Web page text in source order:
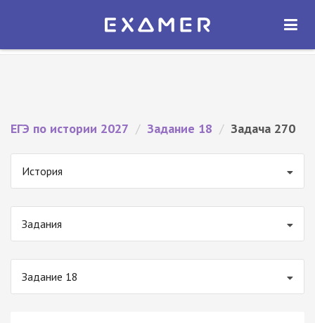
Экзамер — ЕГЭ 2027
ОТКРЫТЬ
ЕГЭ по истории 2027 / Задание 18 / Задача 270
История
Задания
Задание 18